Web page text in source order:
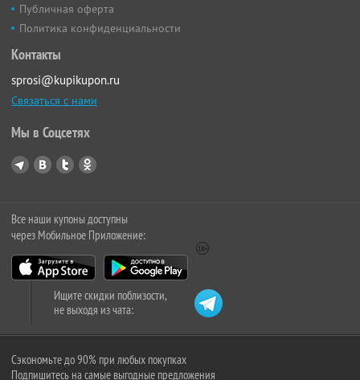
Публичная оферта
Политика конфиденциальности
Контакты
sprosi@kupikupon.ru
Связаться с нами
Мы в Соцсетях
Все наши купоны доступны
через Мобильное Приложение:
Ищите скидки поблизости,
не выходя из чата:
Сэкономьте до 90% при любых покупках
Подпишитесь на самые выгодные предложения